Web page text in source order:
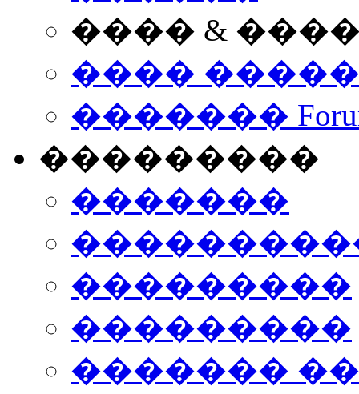
���� &
����
�������
���������
�������
���������
���������
�������